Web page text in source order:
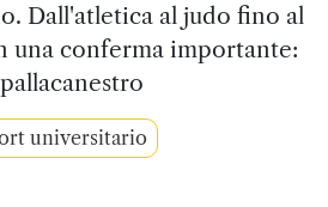
Dall'atletica al judo fino al
una conferma importante:
universitario